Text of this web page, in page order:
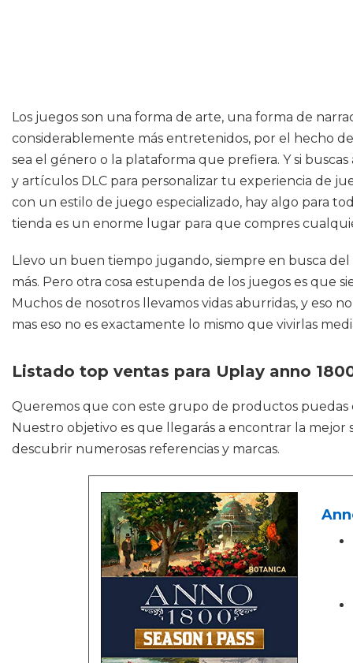
Los juegos son una forma de arte, una forma de
considerablemente más entretenidos, por el hecho
sea el género o la plataforma que prefiera. Y si
y artículos DLC para personalizar tu experiencia de
con un estilo de juego especializado, hay algo para
tienda es un enorme lugar para que compres
Llevo un buen tiempo jugando, siempre en busca
más. Pero otra cosa estupenda de los juegos es
Muchos de nosotros llevamos vidas aburridas, y eso
mas eso no es exactamente lo mismo que vivirlas
Listado top ventas para Uplay anno
Queremos que con este grupo de productos
Nuestro objetivo es que llegarás a encontrar la
descubrir numerosas referencias y marcas.